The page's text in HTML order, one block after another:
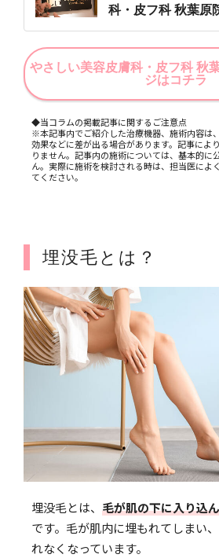
科・皮フ科 秋葉原
やさしい美容皮膚科・皮フ科 秋
ジはコチラ
◆当コラムの掲載記事に関するご注意点
※本記事内でご紹介した治療機器、施術内容は
効果などに差が出る場合があります。記事によ
りません。記事内の施術については、基本的に
ん。実際に施術を検討される時は、担当医によ
てください。
埋没毛とは？
埋没毛とは、 毛が肌の下に入り込
です。毛が肌内に埋もれてしまい
れなくなっています。